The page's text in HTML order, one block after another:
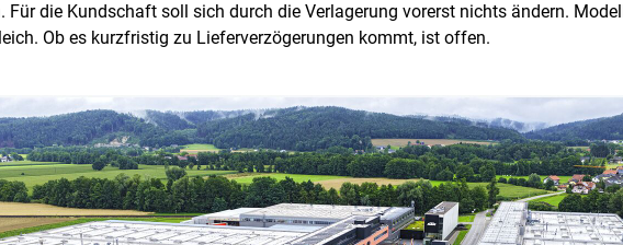
Für die Kundschaft soll sich durch die Verlagerung vorerst nichts ändern.
Ob es kurzfristig zu Lieferverzögerungen kommt, ist offen.